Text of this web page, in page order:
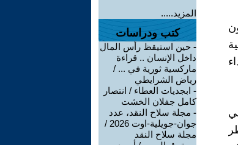
المزيد.....
كتب ودراسات
- حين استيقظ رأس المال
داخل الإنسان .. قراءة
ماركسية ثورية في ... /
رياض الشرايطي
- ابجديات العطاء / انتصار
كامل جفلان الخشت
- مجلة سلاح النقد، عدد
جوان-جويلية-اوت 2026 /
مجلة سلاح النقد